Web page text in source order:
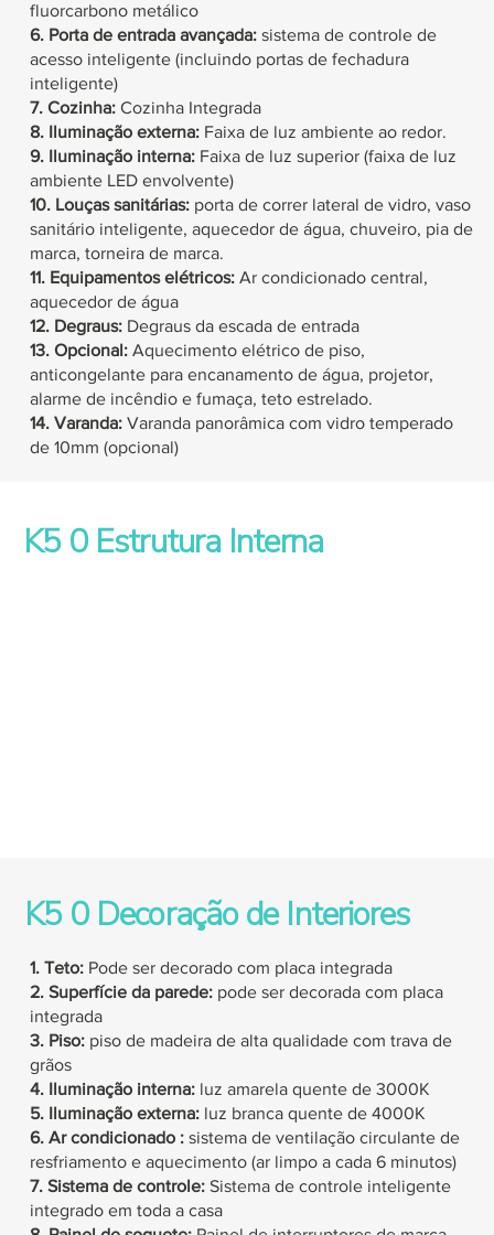
fluorcarbono metálico
6. Porta de entrada avançada: sistema de controle de
acesso inteligente (incluindo portas de fechadura
inteligente)
7. Cozinha: Cozinha Integrada
8. Iluminação externa: Faixa de luz ambiente ao redor.
9. Iluminação interna: Faixa de luz superior (faixa de luz
ambiente LED envolvente)
10. Louças sanitárias: porta de correr lateral de vidro, vaso
sanitário inteligente, aquecedor de água, chuveiro, pia de
marca, torneira de marca.
11. Equipamentos elétricos: Ar condicionado central,
aquecedor de água
12. Degraus: Degraus da escada de entrada
13. Opcional: Aquecimento elétrico de piso,
anticongelante para encanamento de água, projetor,
alarme de incêndio e fumaça, teto estrelado.
14. Varanda: Varanda panorâmica com vidro temperado
de 10mm (opcional)
K50 Estrutura Interna
K50 Decoração de Interiores
1. Teto: Pode ser decorado com placa integrada
2. Superfície da parede: pode ser decorada com placa
integrada
3. Piso: piso de madeira de alta qualidade com trava de
grãos
4. Iluminação interna: luz amarela quente de 3000K
5. Iluminação externa: luz branca quente de 4000K
6. Ar condicionado : sistema de ventilaçãocirculante de
resfriamento e aquecimento (ar limpo a cada 6 minutos)
7. Sistema de controle: Sistema de controle inteligente
integrado em toda a casa